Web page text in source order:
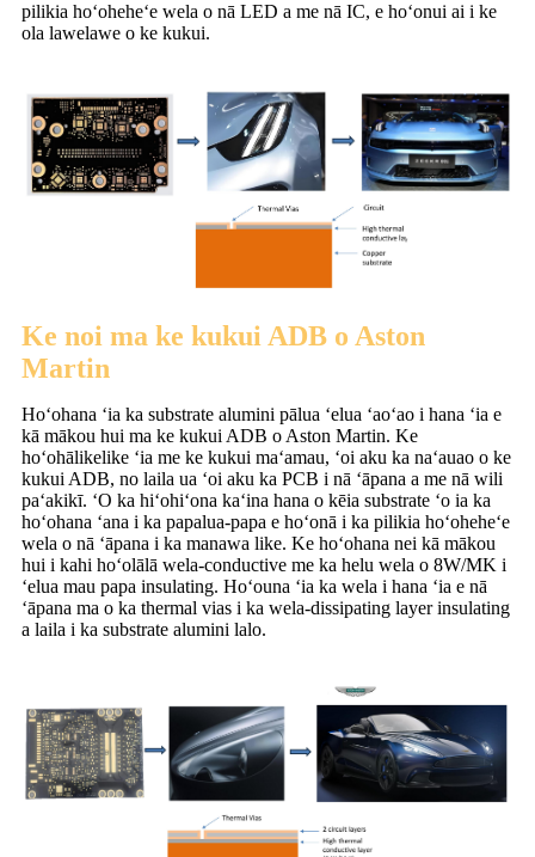
pilikia hoʻoheheʻe wela o nā LED a me nā IC, e hoʻonui ai i ke
ola lawelawe o ke kukui.
Ke noi ma ke kukui ADB o Aston
Martin
Hoʻohana ʻia ka substrate alumini pālua ʻelua ʻaoʻao i hana ʻia e
kā mākou hui ma ke kukui ADB o Aston Martin. Ke
hoʻohālikelike ʻia me ke kukui maʻamau, ʻoi aku ka naʻauao o ke
kukui ADB, no laila ua ʻoi aku ka PCB i nā ʻāpana a me nā wili
paʻakikī. ʻO ka hiʻohiʻona kaʻina hana o kēia substrate ʻo ia ka
hoʻohana ʻana i ka papalua-papa e hoʻonā i ka pilikia hoʻoheheʻe
wela o nā ʻāpana i ka manawa like. Ke hoʻohana nei kā mākou
hui i kahi hoʻolālā wela-conductive me ka helu wela o 8W/MK i
ʻelua mau papa insulating. Hoʻouna ʻia ka wela i hana ʻia e nā
ʻāpana ma o ka thermal vias i ka wela-dissipating layer insulating
a laila i ka substrate alumini lalo.